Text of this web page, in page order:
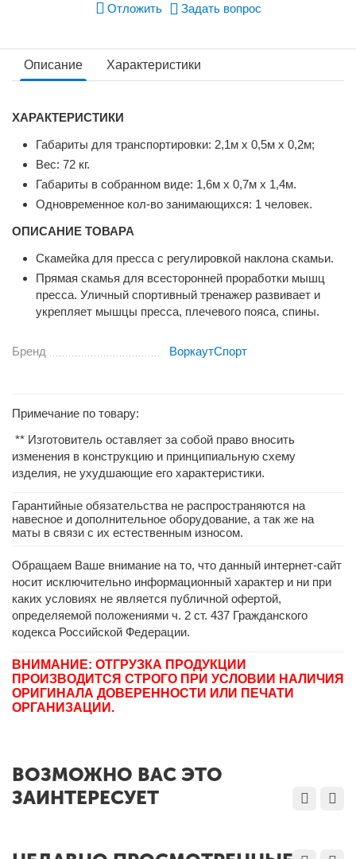
Отложить Задать вопрос
Описание Характеристики
ХАРАКТЕРИСТИКИ
Габариты для транспортировки: 2,1м х 0,5м х 0,2м;
Вес: 72 кг.
Габариты в собранном виде: 1,6м х 0,7м х 1,4м.
Одновременное кол-во занимающихся: 1 человек.
ОПИСАНИЕ ТОВАРА
Скамейка для пресса с регулировкой наклона скамьи.
Прямая скамья для всесторонней проработки мышц
пресса. Уличный спортивный тренажер развивает и
укрепляет мышцы пресса, плечевого пояса, спины.
Бренд ВоркаутСпорт
Примечание по товару:
** Изготовитель оставляет за собой право вносить
изменения в конструкцию и принципиальную схему
изделия, не ухудшающие его характеристики.
Гарантийные обязательства не распространяются на
навесное и дополнительное оборудование, а так же на
маты в связи с их естественным износом.
Обращаем Ваше внимание на то, что данный интернет-сайт
носит исключительно информационный характер и ни при
каких условиях не является публичной офертой,
определяемой положениями ч. 2 ст. 437 Гражданского
кодекса Российской Федерации.
ВНИМАНИЕ: ОТГРУЗКА ПРОДУКЦИИ
ПРОИЗВОДИТСЯ СТРОГО ПРИ УСЛОВИИ НАЛИЧИЯ
ОРИГИНАЛА ДОВЕРЕННОСТИ ИЛИ ПЕЧАТИ
ОРГАНИЗАЦИИ.
ВОЗМОЖНО ВАС ЭТО
ЗАИНТЕРЕСУЕТ